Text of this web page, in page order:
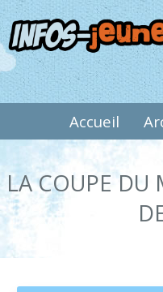
Aller
au
contenu
principal
NAVIGATION
Accueil
LA COUPE DU